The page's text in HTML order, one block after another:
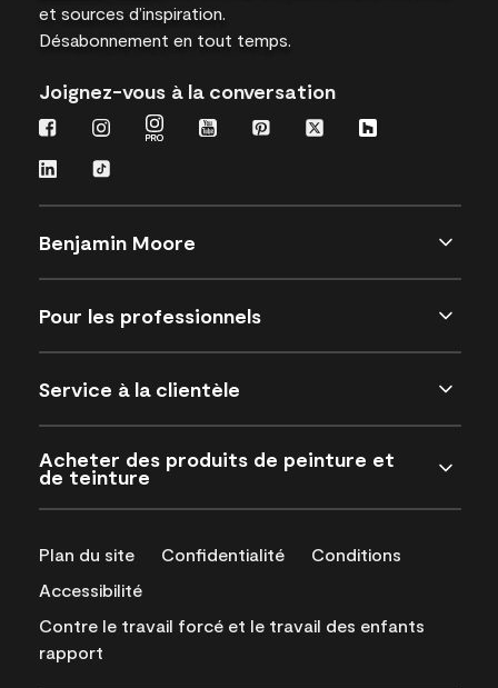
et sources d’inspiration.
Désabonnement en tout temps.
Joignez-vous à la conversation
Benjamin Moore
Pour les professionnels
Service à la clientèle
Acheter des produits de peinture et
de teinture
Plan du site Confidentialité
Conditions
Accessibilité
Contre le travail forcé et le travail des enfants
rapport